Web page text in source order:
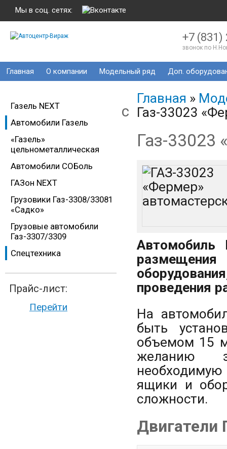
Мы в соц. сетях:
+7 (831)
звонок по
Главная О компании Модельный ряд Доп.
Главная »
Газ-33023
Газ-33023
Автомобиль
проведения
На
быть
объемом 15 м
желанию
ящики и
сложности.
Двигатели
Газель NEXT
Автомобили Газель
«Газель»
цельнометаллическая
Автомобили СОБоль
ГАЗон NEXT
Грузовики Газ-3308/33081
«Садко»
Грузовые автомобили
Газ-3307/3309
Спецтехника
Прайс-лист:
Перейти
c